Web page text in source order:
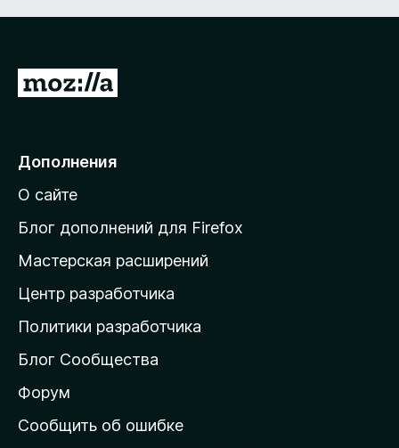
П
е
й
т
и
а
д
о
а
ш
н
Дополнения
О сайте
Блог дополнений для Firefox
Мастерская расширений
Центр разработчика
Политики разработчика
Блог Сообщества
Форум
Сообщить об ошибке